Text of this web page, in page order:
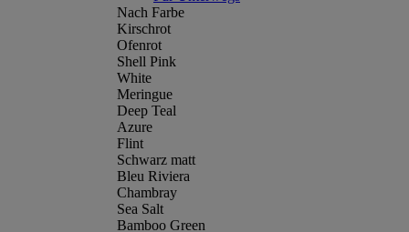
Nach Farbe
Kirschrot
Ofenrot
Shell Pink
White
Meringue
Deep Teal
Azure
Flint
Schwarz matt
Bleu Riviera
Chambray
Sea Salt
Bamboo Green